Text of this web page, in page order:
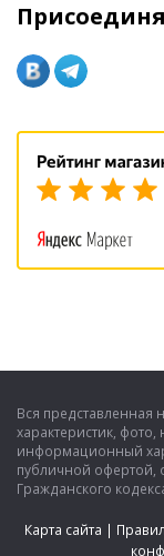
Вся представленная
характеристик,
информационный
публичной офертой,
Гражданского
Карта сайта |